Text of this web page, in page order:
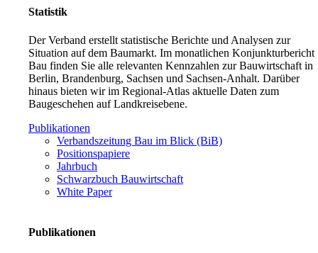
Statistik
Der Verband erstellt statistische Berichte und Analysen zur
Situation auf dem Baumarkt. Im monatlichen Konjunkturbericht
Bau finden Sie alle relevanten Kennzahlen zur Bauwirtschaft in
Berlin, Brandenburg, Sachsen und Sachsen-Anhalt. Darüber
hinaus bieten wir im Regional-Atlas aktuelle Daten zum
Baugeschehen auf Landkreisebene.
Publikationen
Verbandszeitung Bau im Blick (BiB)
Positionspapiere
Jahrbuch
Schwarzbuch Bauwirtschaft
White Paper
Publikationen